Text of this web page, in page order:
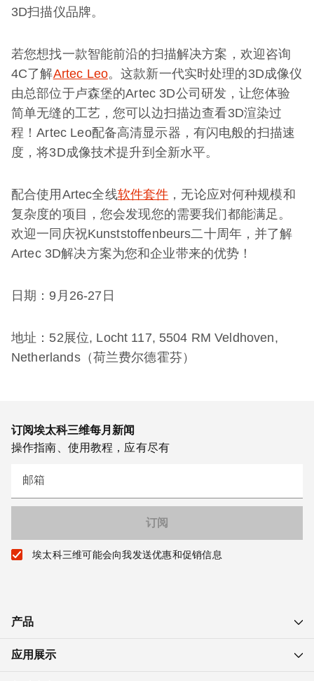
3D扫描仪品牌。
若您想找一款智能前沿的扫描解决方案，欢迎咨询
4C了解Artec Leo。这款新一代实时处理的3D成像仪
由总部位于卢森堡的Artec 3D公司研发，让您体验
简单无缝的工艺，您可以边扫描边查看3D渲染过
程！Artec Leo配备高清显示器，有闪电般的扫描速
度，将3D成像技术提升到全新水平。
配合使用Artec全线软件套件 ，无论应对何种规模和
复杂度的项目，您会发现您的需要我们都能满足。
欢迎一同庆祝Kunststoffenbeurs二十周年，并了解
Artec 3D解决方案为您和企业带来的优势！
日期：9月26-27日
地址：52展位, Locht 117, 5504 RM Veldhoven,
Netherlands（荷兰费尔德霍芬）
订阅埃太科三维每月新闻
操作指南、使用教程，应有尽有
邮箱
埃太科三维可能会向我发送优惠和促销信息
产品
应用展示